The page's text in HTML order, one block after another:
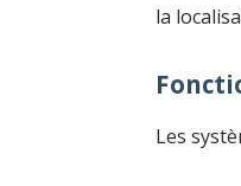
la
Les